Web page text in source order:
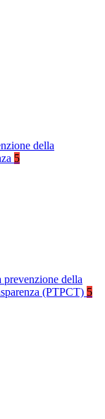
della
5
prevenzione della
(PTPCT) 5